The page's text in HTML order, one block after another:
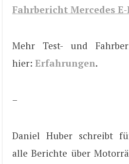
Fahrbericht Mercedes
Mehr Test- und
hier: Erfahrungen.
–
Daniel Huber schreibt
alle Berichte über